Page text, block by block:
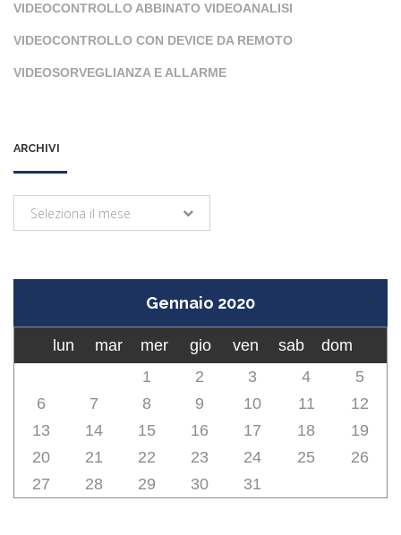
VIDEOCONTROLLO ABBINATO VIDEOANALISI
VIDEOCONTROLLO CON DEVICE DA REMOTO
VIDEOSORVEGLIANZA E ALLARME
ARCHIVI
Archivi
Seleziona il mese
Gennaio 2020
lun mar mer gio ven sab
dom
1
2 3 4
5
6
7 8 9 10 11
12
13
14 15 16 17 18
19
20
21 22 23 24 25
26
27
28 29 30 31